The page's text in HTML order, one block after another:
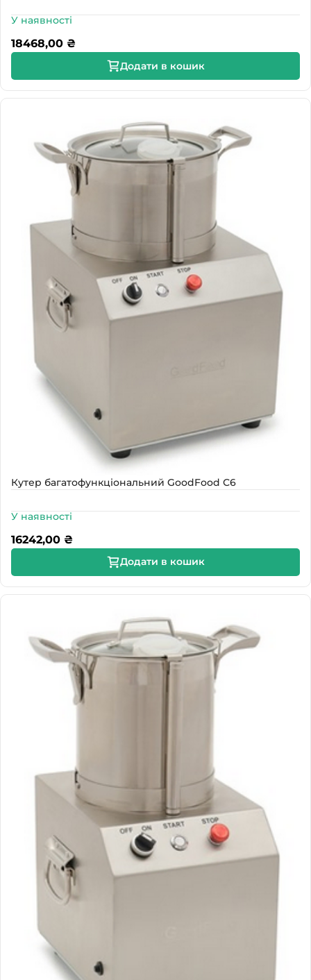
У наявності
18468,00 ₴
Додати в кошик
Кутер багатофункціональний GoodFood С6
У наявності
16242,00 ₴
Додати в кошик